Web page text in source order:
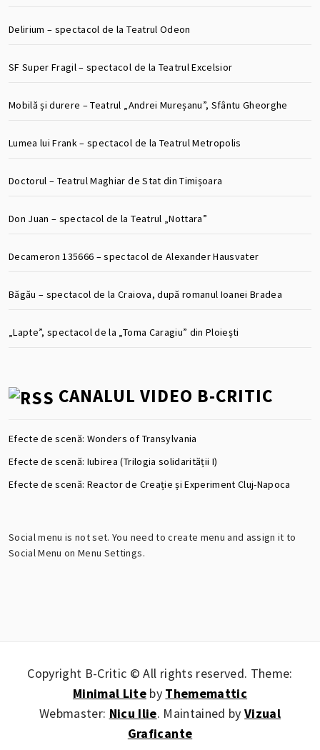
Delirium – spectacol de la Teatrul Odeon
SF Super Fragil – spectacol de la Teatrul Excelsior
Mobilă și durere – Teatrul „Andrei Mureșanu”, Sfântu Gheorghe
Lumea lui Frank – spectacol de la Teatrul Metropolis
Doctorul – Teatrul Maghiar de Stat din Timișoara
Don Juan – spectacol de la Teatrul „Nottara”
Decameron 135666 – spectacol de Alexander Hausvater
Băgău – spectacol de la Craiova, după romanul Ioanei Bradea
„Lapte”, spectacol de la „Toma Caragiu” din Ploiești
CANALUL VIDEO B-CRITIC
Efecte de scenă: Wonders of Transylvania
Efecte de scenă: Iubirea (Trilogia solidarității I)
Efecte de scenă: Reactor de Creație și Experiment Cluj-Napoca
Social menu is not set. You need to create menu and assign it to
Social Menu on Menu Settings.
Copyright B-Critic © All rights reserved. Theme:
Minimal Liteby Thememattic
Webmaster: Nicu Ilie. Maintained byVizual
Graficante